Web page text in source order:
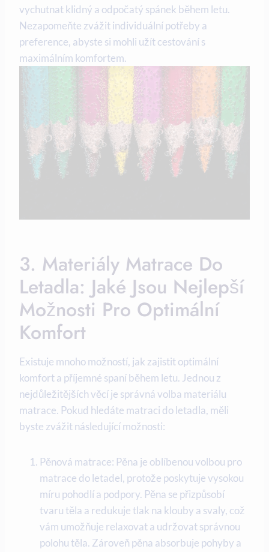
vychutnat klidný a odpočatý spánek během letu.
Nezapomeňte zvážit individuální potřeby a
preference, abyste si mohli užít cestování s
maximálním komfortem.
3. Materiály Matrace Do
Letadla: Jaké Jsou Nejlepší
Možnosti Pro Optimální
Komfort
Existuje mnoho možností, jak zajistit optimální
komfort a příjemné spaní během letu. Jednou z
nejdůležitějších věcí je správná volba materiálu
matrace. Pokud hledáte matraci do letadla, měli
byste zvážit následující možnosti:
Pěnová matrace: Pěna je oblíbenou volbou pro
matrace do letadel, protože poskytuje vysokou
míru pohodlí a podpory. Pěna se přizpůsobí
tvaru těla a redukuje tlak na klouby a svaly, což
vám umožňuje relaxovat a udržovat správnou
polohu těla. Zároveň pěna absorbuje pohyby a